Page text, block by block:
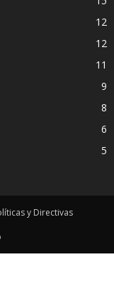
12
12
11
9
8
6
5
y Directivas